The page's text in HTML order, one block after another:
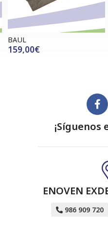
BAUL
159,00€
¡Síguenos
ENOVEN
986 909 720